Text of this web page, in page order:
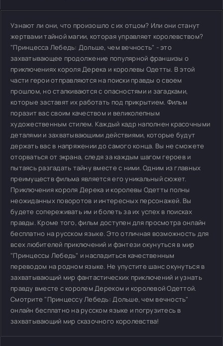
Узнают ли они, что произошло с их отцом? Или они станут
жертвами тайной магии, которая управляет королевством?
"Принцесса Лебедь: Дольше, чем вечность" - это
захватывающее продолжение популярной франшизы о
приключениях короля Дерека и королевы Одетты. В этой
части герои отправляются на поиски правды о своем
прошлом, но сталкиваются с опасностями и загадками,
которые заставят их работать под прикрытием. Фильм
поразит вас своим качеством и великолепным
художественным стилем. Каждый кадр наполнен красочными
деталями и захватывающими действиями, которые будут
держать вас в напряжении до самого конца. Вы не сможете
оторваться от экрана, следя за каждым шагом героев и
пытаясь разгадать тайну вместе с ними. Одним из главных
преимуществ фильма является его уникальный сюжет.
Приключения короля Дерека и королевы Одетты полны
неожиданных поворотов и интересных персонажей. Вы
будете сопереживать им и болеть за их успех в поисках
правды. Кроме того, фильм доступен для просмотра онлайн
бесплатно на русском языке. Это отличная возможность для
всех любителей приключений и фэнтези окунуться в мир
"Принцессы Лебедь" и насладиться качественным
переводом на родном языке. Не упустите шанс окунуться в
захватывающий мир фантастических приключений и узнать
правду вместе с королем Дереком и королевой Одеттой.
Смотрите "Принцессу Лебедь: Дольше, чем вечность"
онлайн бесплатно на русском языке и погрузитесь в
захватывающий мир сказочного королевства!